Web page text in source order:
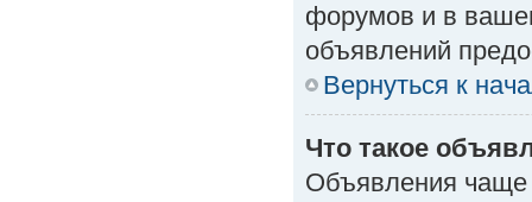
форумов и в
объявлений
Вернуться к
Что такое
Объявления